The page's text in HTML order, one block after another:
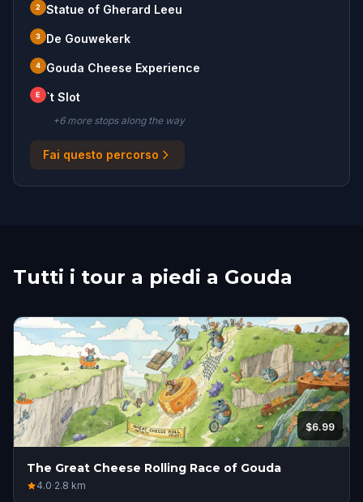
2 Statue of Gherard Leeu
3 De Gouwekerk
4 Gouda Cheese Experience
E `t Slot
+6more stopsalong the way
Fai questo percorso
Tutti i tour a piedi a Gouda
$6.99
The Great Cheese Rolling Race of ​Gouda
4.0·2.8 km